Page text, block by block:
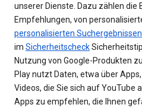
unserer Dienste. Dazu zählen die
Empfehlungen, von
personalisierten Suchergebnissen
im Sicherheitscheck
Nutzung von Google-Produkten
Play nutzt Daten, etwa über
Videos, die Sie sich auf YouTube
Apps zu empfehlen, die Ihnen